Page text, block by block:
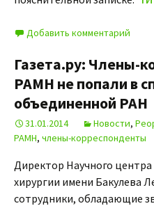
Добавить комментарий
Газета.ру: Члены-
РАМН не попали в
объединенной РАН
31.01.2014 Новости,
РАМН, члены-корреспонденты
Директор Научного центра
хирургии имени Бакулева
сотрудники, обладающие